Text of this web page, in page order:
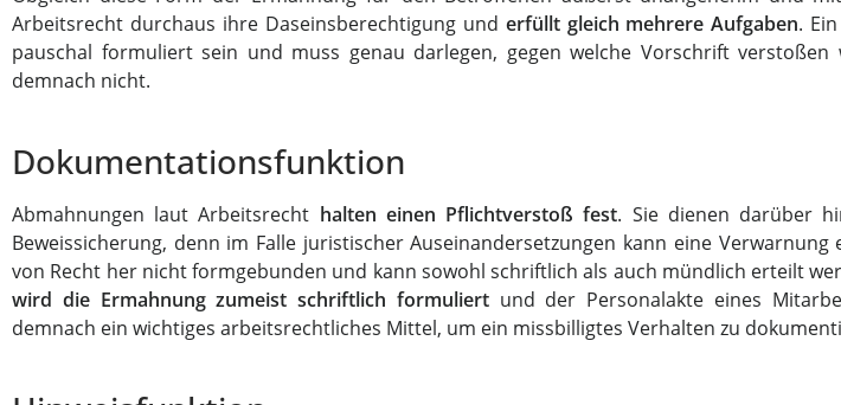
Arbeitsrecht durchaus ihre Daseinsberechtigung und erfüllt gleich mehrere Aufgaben.
pauschal formuliert sein und muss genau darlegen, gegen welche Vorschrift verstoßen
demnach nicht.
Dokumentationsfunktion
Abmahnungen laut Arbeitsrecht halten einen Pflichtverstoß fest. Sie dienen darüber
Beweissicherung, denn im Falle juristischer Auseinandersetzungen kann eine Verwarnung
von Recht her nicht formgebunden und kann sowohl schriftlich als auch mündlich erteilt
wird die Ermahnung zumeist schriftlich formuliertund der Personalakte eines
demnach ein wichtiges arbeitsrechtliches Mittel, um ein missbilligtes Verhalten zu